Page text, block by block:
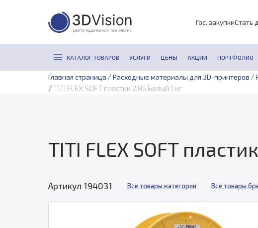
Гос. закупкиСтать
КАТАЛОГ ТОВАРОВ УСЛУГИ ЦЕНЫ АКЦИИ ПОРТФОЛИО
Главная страница / Расходные материалы для 3D-принтеров /
/ TITI FLEX SOFT пластик 2,85 Белый 1 кг
TITI FLEX SOFT
Артикул 194031 Все товары категории Все товары